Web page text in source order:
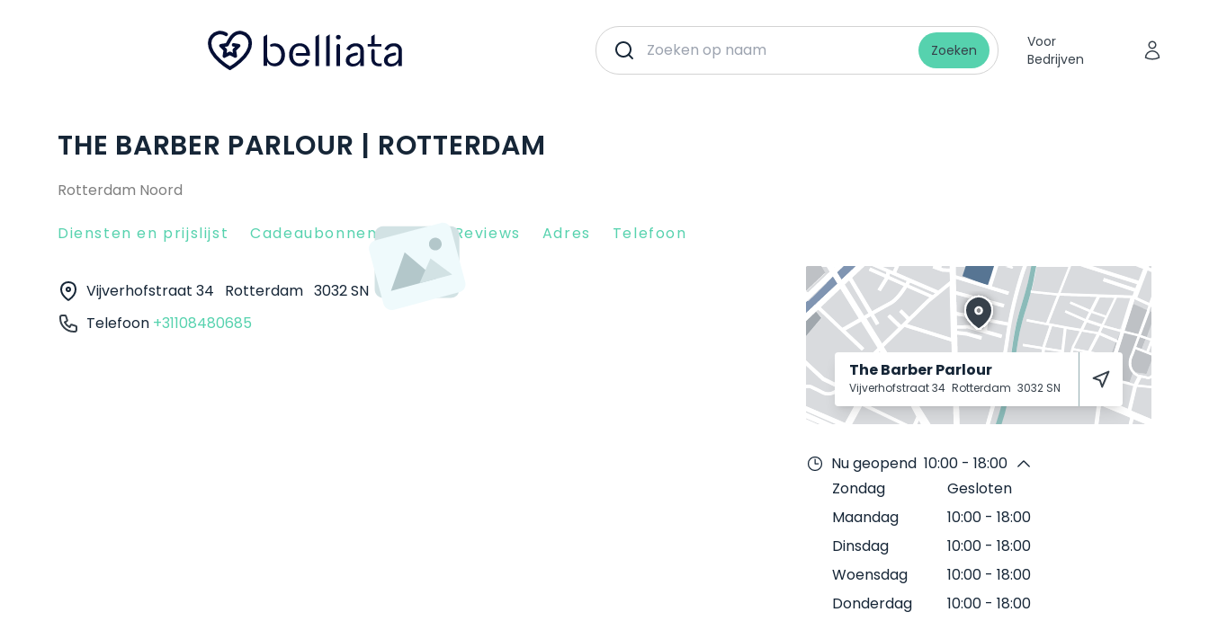
Zoeken
Voor
Bedrijven
THE BARBER PARLOUR | ROTTERDAM
Rotterdam Noord
Diensten en prijslijst Cadeaubonnen Client Reviews Adres Telefoon
Vijverhofstraat 34 Rotterdam 3032 SN
Telefoon +31108480685
The Barber Parlour
Vijverhofstraat 34 Rotterdam 3032 SN
Nu geopend 10:00 - 18:00
Zondag
Gesloten
Maandag
10:00 - 18:00
Dinsdag
10:00 - 18:00
Woensdag
10:00 - 18:00
Donderdag
10:00 - 18:00